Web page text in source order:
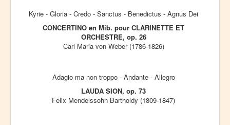
Kyrie - Gloria - Credo - Sanctus - Benedictus - Agnus Dei
CONCERTINO en Mib. pour CLARINETTE ET
ORCHESTRE, op. 26
Carl Maria von Weber (1786-1826)
Adagio ma non troppo - Andante - Allegro
LAUDA SION, op. 73
Felix Mendelssohn Bartholdy (1809-1847)